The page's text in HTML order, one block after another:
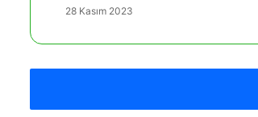
28 Kasım 2023